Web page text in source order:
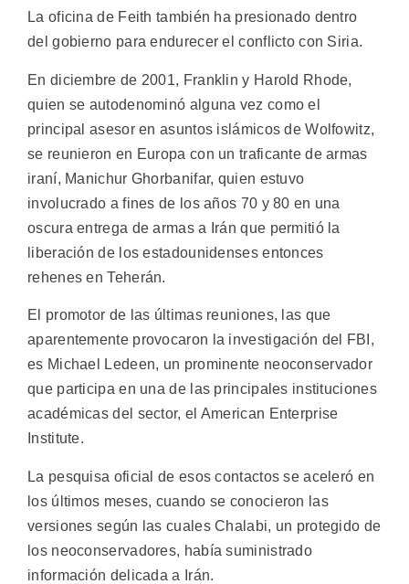
La oficina de Feith también ha presionado dentro
del gobierno para endurecer el conflicto con Siria.
En diciembre de 2001, Franklin y Harold Rhode,
quien se autodenominó alguna vez como el
principal asesor en asuntos islámicos de Wolfowitz,
se reunieron en Europa con un traficante de armas
iraní, Manichur Ghorbanifar, quien estuvo
involucrado a fines de los años 70 y 80 en una
oscura entrega de armas a Irán que permitió la
liberación de los estadounidenses entonces
rehenes en Teherán.
El promotor de las últimas reuniones, las que
aparentemente provocaron la investigación del FBI,
es Michael Ledeen, un prominente neoconservador
que participa en una de las principales instituciones
académicas del sector, el American Enterprise
Institute.
La pesquisa oficial de esos contactos se aceleró en
los últimos meses, cuando se conocieron las
versiones según las cuales Chalabi, un protegido de
los neoconservadores, había suministrado
información delicada a Irán.